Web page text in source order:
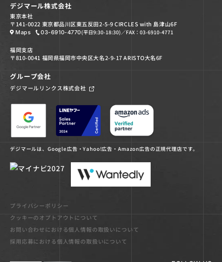
デジマール株式会社
東京本社
〒141-0022 東京都品川区東五反田2-5-9 CIRCLES with 島津山6F
Maps 03-6910-4770(平日9:30-18:30) ／FAX：03-6910-4771
福岡支店
〒810-0041 福岡県福岡市中央区大名2-9-17 ARISTO大名6F
グループ会社
デジマールリンクス株式会社
デジマールは、Google広告・Yahoo!広告・Amazon広告の正規代理店です。
プライバシーポリシー
クッキーのオプトアウトについて
お問い合わせにおける個人情報の取扱いについて
採用応募における個人情報の取扱いについて